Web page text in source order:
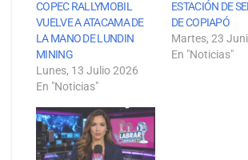
COPEC RALLYMOBIL
VUELVE A ATACAMA DE
LA MANO DE LUNDIN
MINING
Lunes, 13 Julio 2026
En "Noticias"
ESTACIÓN DE
DE COPIAPÓ
Martes, 23
En "Noticias"